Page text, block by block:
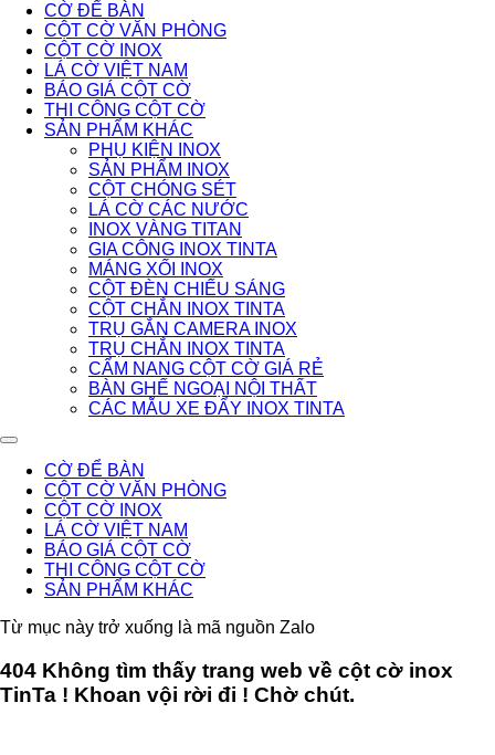
CỜ ĐỂ BÀN
CỘT CỜ VĂN PHÒNG
CỘT CỜ INOX
LÁ CỜ VIỆT NAM
BÁO GIÁ CỘT CỜ
THI CÔNG CỘT CỜ
SẢN PHẨM KHÁC
PHỤ KIỆN INOX
SẢN PHẨM INOX
CỘT CHÓNG SÉT
LÁ CỜ CÁC NƯỚC
INOX VÀNG TITAN
GIA CÔNG INOX TINTA
MÁNG XỐI INOX
CỘT ĐÈN CHIẾU SÁNG
CỘT CHẮN INOX TINTA
TRỤ GẮN CAMERA INOX
TRỤ CHẮN INOX TINTA
CẨM NANG CỘT CỜ GIÁ RẺ
BÀN GHẾ NGOẠI NỘI THẤT
CÁC MẪU XE ĐẨY INOX TINTA
CỜ ĐỂ BÀN
CỘT CỜ VĂN PHÒNG
CỘT CỜ INOX
LÁ CỜ VIỆT NAM
BÁO GIÁ CỘT CỜ
THI CÔNG CỘT CỜ
SẢN PHẨM KHÁC
Từ mục này trở xuống là mã nguồn Zalo
404 Không tìm thấy trang web về cột cờ inox
TinTa ! Khoan vội rời đi ! Chờ chút.